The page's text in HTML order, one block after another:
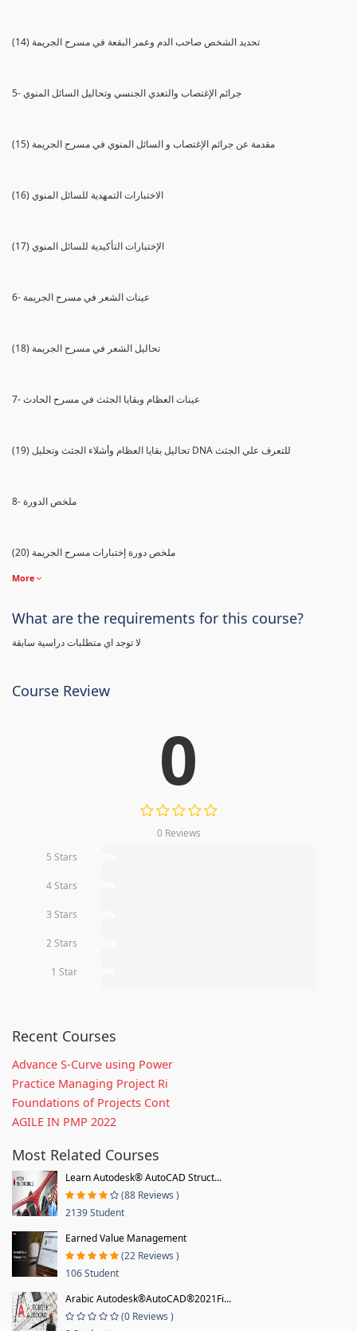
(14) تحديد الشخص صاحب الدم وعمر البقعة في مسرح الجريمة
5- جرائم الإغتصاب والتعدي الجنسي وتحاليل السائل المنوي
(15) مقدمة عن جرائم الإغتصاب و السائل المنوي في مسرح الجريمة
(16) الاختبارات التمهدية للسائل المنوي
(17) الإختبارات التأكيدية للسائل المنوي
6- عينات الشعر في مسرح الجريمة
(18) تحاليل الشعر في مسرح الجريمة
7- عينات العظام وبقايا الجثث في مسرح الحادث
(19) تحاليل بقايا العظام وأشلاء الجثث وتحليل DNA للتعرف علي الجثث
8- ملخص الدورة
(20) ملخص دورة إختبارات مسرح الجريمة
More
What are the requirements for this course?
لا توجد اي متطلبات دراسية سابقة
Course Review
0
0 Reviews
5 Stars
4 Stars
3 Stars
2 Stars
1 Star
Recent Courses
Advance S-Curve using Power
Practice Managing Project Ri
Foundations of Projects Cont
AGILE IN PMP 2022
Most Related Courses
Learn Autodesk® AutoCAD Struct...
(88 Reviews )
2139 Student
Earned Value Management
(22 Reviews )
106 Student
Arabic Autodesk®AutoCAD®2021Fi...
(0 Reviews )